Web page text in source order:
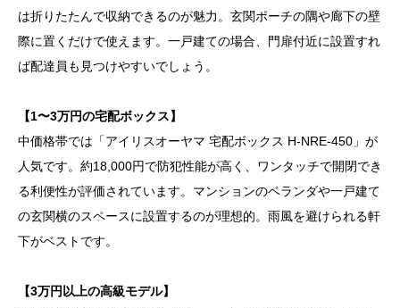
は折りたたんで収納できるのが魅力。玄関ポーチの隅や廊下の壁
際に置くだけで使えます。一戸建ての場合、門扉付近に設置すれ
ば配達員も見つけやすいでしょう。
【1〜3万円の宅配ボックス】
中価格帯では「アイリスオーヤマ 宅配ボックス H-NRE-450」が
人気です。約18,000円で防犯性能が高く、ワンタッチで開閉でき
る利便性が評価されています。マンションのベランダや一戸建て
の玄関横のスペースに設置するのが理想的。雨風を避けられる軒
下がベストです。
【3万円以上の高級モデル】